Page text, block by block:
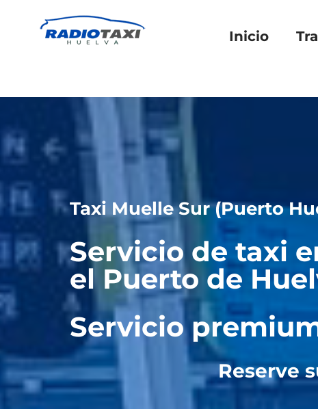
Inicio
Taxi Muelle Sur (Puerto
Servicio de taxi
el Puerto de
Servicio
Reserve